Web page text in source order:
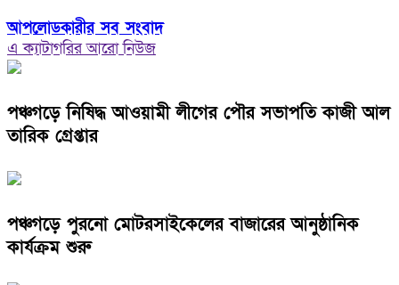
আপলোডকারীর সব সংবাদ
এ ক্যাটাগরির আরো নিউজ
পঞ্চগড়ে নিষিদ্ধ আওয়ামী লীগের পৌর সভাপতি কাজী আল
তারিক গ্রেপ্তার
পঞ্চগড়ে পুরনো মোটরসাইকেলের বাজারের আনুষ্ঠানিক
কার্যক্রম শুরু